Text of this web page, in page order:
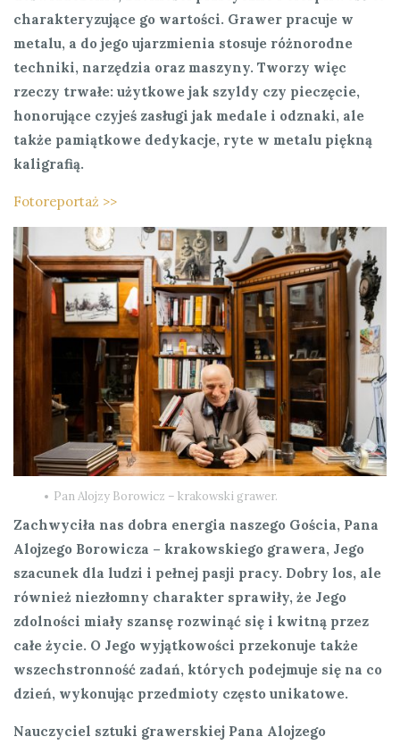
charakteryzujące go wartości. Grawer pracuje w
metalu, a do jego ujarzmienia stosuje różnorodne
techniki, narzędzia oraz maszyny. Tworzy więc
rzeczy trwałe: użytkowe jak szyldy czy pieczęcie,
honorujące czyjeś zasługi jak medale i odznaki, ale
także pamiątkowe dedykacje, ryte w metalu piękną
kaligrafią.
Fotoreportaż >>
Pan Alojzy Borowicz – krakowski grawer.
Zachwyciła nas dobra energia naszego Gościa, Pana
Alojzego Borowicza – krakowskiego grawera, Jego
szacunek dla ludzi i pełnej pasji pracy. Dobry los, ale
również niezłomny charakter sprawiły, że Jego
zdolności miały szansę rozwinąć się i kwitną przez
całe życie. O Jego wyjątkowości przekonuje także
wszechstronność zadań, których podejmuje się na co
dzień, wykonując przedmioty często unikatowe.
Nauczyciel sztuki grawerskiej Pana Alojzego